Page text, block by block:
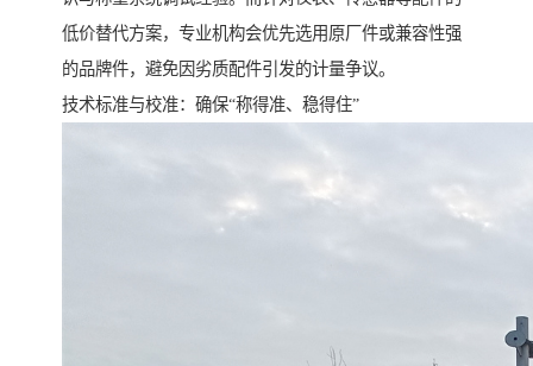
低价替代方案，专业机构会优先选用原厂件或兼容性强
的品牌件，避免因劣质配件引发的计量争议。
技术标准与校准：确保“称得准、稳得住”